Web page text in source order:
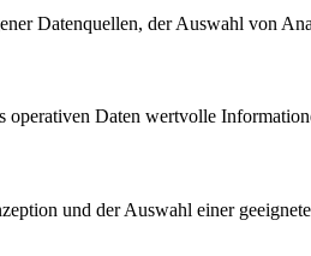
Datenquellen, der Auswahl von
Daten wertvolle
und der Auswahl einer